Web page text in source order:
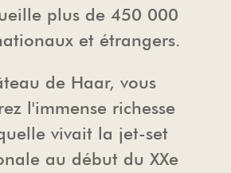
plus de 450 000
et étrangers.
de Haar, vous
l'immense richesse
vivait la jet-set
au début du XXe